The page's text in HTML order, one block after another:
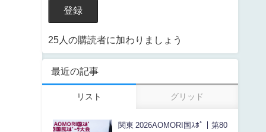
登録
25人の購読者に加わりましょう
最近の記事
リスト グリッド
関東 2026AOMORI国ｽﾎﾟ｜第80